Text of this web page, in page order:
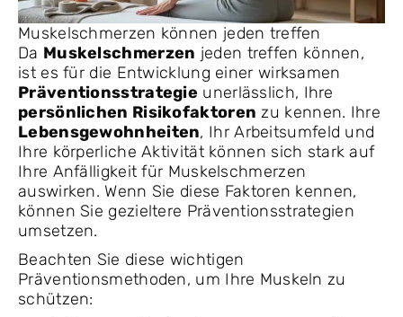
Muskelschmerzen können jeden treffen
Da Muskelschmerzen jeden treffen können,
ist es für die Entwicklung einer wirksamen
Präventionsstrategie unerlässlich, Ihre
persönlichen Risikofaktoren zu kennen. Ihre
Lebensgewohnheiten, Ihr Arbeitsumfeld und
Ihre körperliche Aktivität können sich stark auf
Ihre Anfälligkeit für Muskelschmerzen
auswirken. Wenn Sie diese Faktoren kennen,
können Sie gezieltere Präventionsstrategien
umsetzen.
Beachten Sie diese wichtigen
Präventionsmethoden, um Ihre Muskeln zu
schützen: